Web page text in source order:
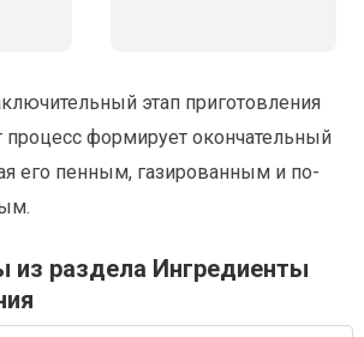
этап приготовления
процесс формирует окончательный
его пенным, газированным и по-
из раздела Ингредиенты